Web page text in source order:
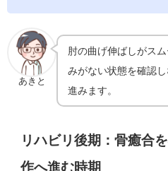
あきと
肘の曲げ伸ばしがス
みがない状態を確認
進みます。
リハビリ後期：骨癒合
作へ進む時期